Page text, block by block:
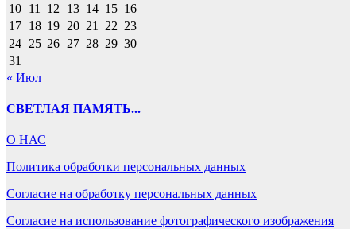
10 11 12 13 14 15 16
17 18 19 20 21 22 23
24 25 26 27 28 29 30
31
« Июл
СВЕТЛАЯ ПАМЯТЬ...
О НАС
Политика обработки персональных данных
Согласие на обработку персональных данных
Согласие на использование фотографического изображения